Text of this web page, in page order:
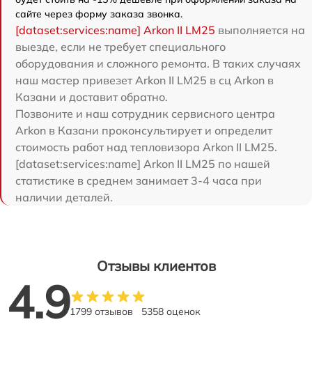
сайте через форму заказа звонка.
[dataset:services:name] Arkon II LM25 выполняется на
выезде, если не требует специального
оборудования и сложного ремонта. В таких случаях
наш мастер привезет Arkon II LM25 в сц Arkon в
Казани и доставит обратно.
Позвоните и наш сотрудник сервисного центра
Arkon в Казани проконсультирует и определит
стоимость работ над тепловизора Arkon II LM25.
[dataset:services:name] Arkon II LM25 по нашей
статистике в среднем занимает 3-4 часа при
наличии деталей.
Отзывы клиентов
4.91799 отзывов 5358 оценок